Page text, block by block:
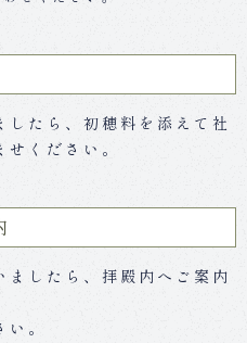
したら、初穂料を添えて社
ください。
ましたら、拝殿内へご案内
。